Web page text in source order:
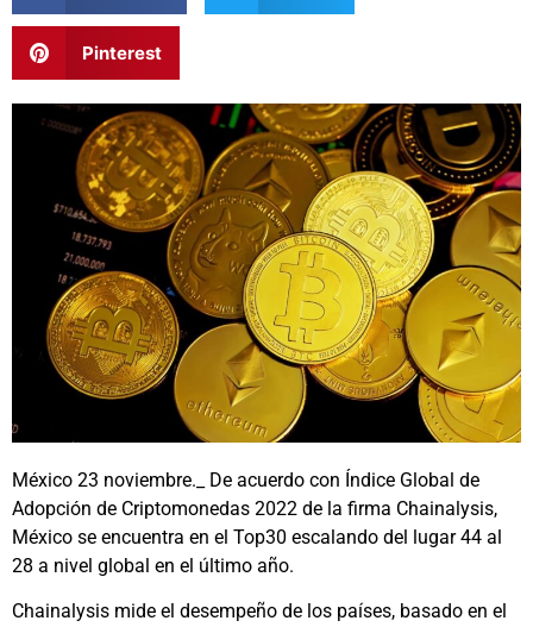
Pinterest
México 23 noviembre._ De acuerdo con Índice Global de
Adopción de Criptomonedas 2022 de la firma Chainalysis,
México se encuentra en el Top30 escalando del lugar 44 al
28 a nivel global en el último año.
Chainalysis mide el desempeño de los países, basado en el